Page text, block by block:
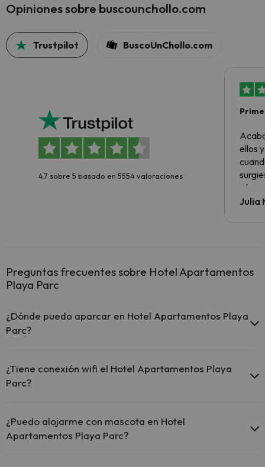
Opiniones sobre buscounchollo.com
Trustpilot BuscoUnChollo.com
4.7 sobre 5 basado en 5554 valoraciones
ellos
todo
Julia
Preguntas frecuentes sobre Hotel Apartamentos
Playa Parc
¿Dónde puedo aparcar en Hotel Apartamentos Playa
Parc?
posibilidades de aparcamiento (bajo disponibilidad):
¿Tiene conexión wifi el Hotel Apartamentos Playa
Parc?
todo el hotel.
El Hotel Apartamentos Playa Parc ofrece Wi-Fi gratuito en
¿Puedo alojarme con mascota en Hotel
Apartamentos Playa Parc?